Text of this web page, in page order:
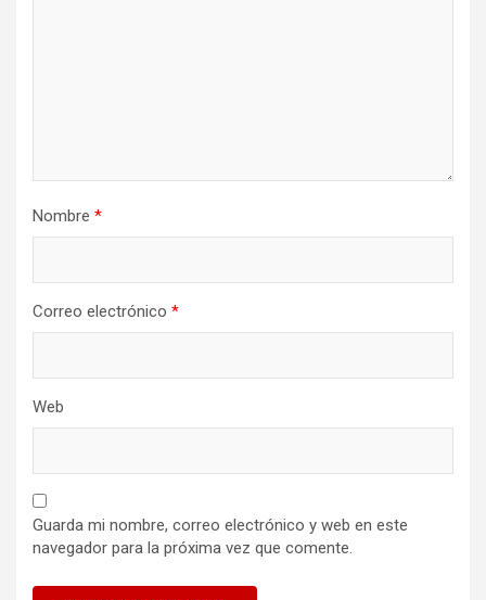
Nombre *
Correo electrónico *
Web
Guarda mi nombre, correo electrónico y web en este
navegador para la próxima vez que comente.